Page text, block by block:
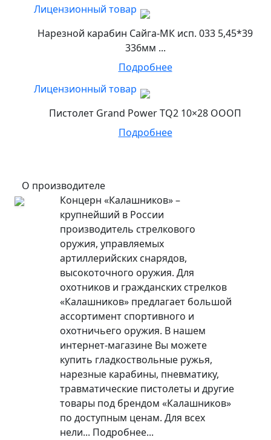
Лицензионный товар
Нарезной карабин Сайга-МК исп. 033 5,45*39
336мм ...
Подробнее
Лицензионный товар
Пистолет Grand Power TQ2 10×28 ОООП
Подробнее
О производителе
Концерн «Калашников» –
крупнейший в России
производитель стрелкового
оружия, управляемых
артиллерийских снарядов,
высокоточного оружия. Для
охотников и гражданских стрелков
«Калашников» предлагает большой
ассортимент спортивного и
охотничьего оружия. В нашем
интернет-магазине Вы можете
купить гладкоствольные ружья,
нарезные карабины, пневматику,
травматические пистолеты и другие
товары под брендом «Калашников»
по доступным ценам. Для всех
нели... Подробнее...